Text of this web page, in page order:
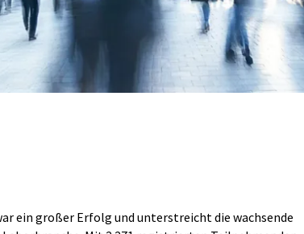
ein großer Erfolg und unterstreicht die wachsende